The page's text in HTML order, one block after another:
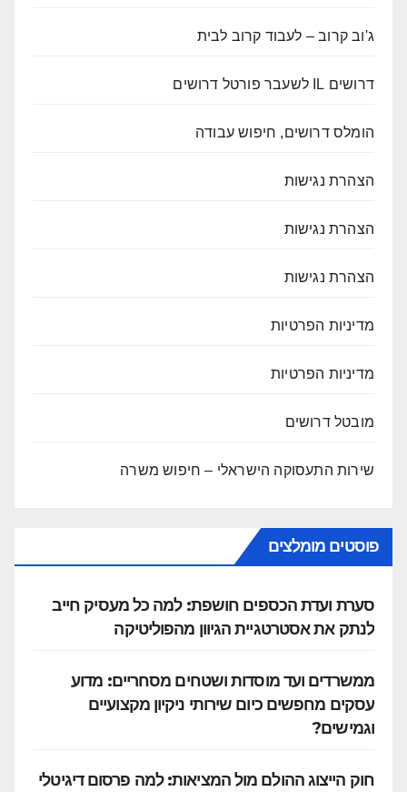
ג'וב קרוב – לעבוד קרוב לבית
דרושים IL לשעבר פורטל דרושים
הומלס דרושים, חיפוש עבודה
הצהרת נגישות
הצהרת נגישות
הצהרת נגישות
מדיניות הפרטיות
מדיניות הפרטיות
מובטל דרושים
שירות התעסוקה הישראלי – חיפוש משרה
פוסטים מומלצים
סערת ועדת הכספים חושפת: למה כל מעסיק חייב
לנתק את אסטרטגיית הגיוון מהפוליטיקה
ממשרדים ועד מוסדות ושטחים מסחריים: מדוע
עסקים מחפשים כיום שירותי ניקיון מקצועיים
וגמישים?
חוק הייצוג ההולם מול המציאות: למה פרסום דיגיטלי